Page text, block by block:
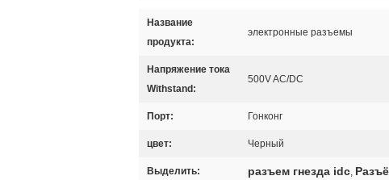
Название
продукта:
электронные разъемы
Напряжение тока
Withstand:
500V AC/DC
Порт: Гонконг
цвет: Черный
Выделить: разъем гнезда idc,